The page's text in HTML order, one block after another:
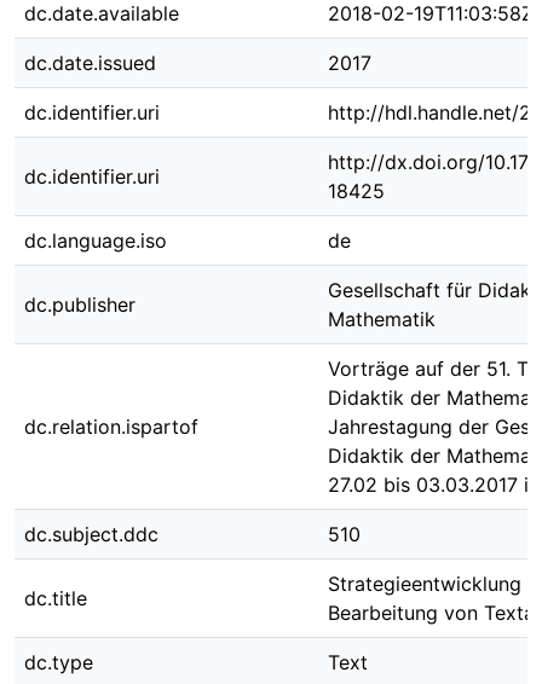
dc.date.available 2018-02-19T11:03:58Z
dc.date.issued 2017
dc.identifier.uri http://hdl.handle.net/
dc.identifier.uri
http://dx.doi.org/
18425
dc.language.iso de
dc.publisher
Gesellschaft für
Mathematik
dc.relation.ispartof
Vorträge auf der 51.
Didaktik der
Jahrestagung der
Didaktik der
27.02 bis 03.03.2017
dc.subject.ddc 510
dc.title
Strategieentwicklung
Bearbeitung von
dc.type Text